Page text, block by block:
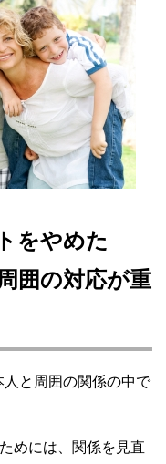
をやめた
囲の対応が重
と周囲の関係の中で
めには、関係を見直